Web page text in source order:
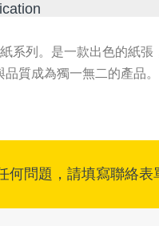
系列。是一款出色的紙
質成為獨一無二的產品。
何問題，請填寫聯絡表